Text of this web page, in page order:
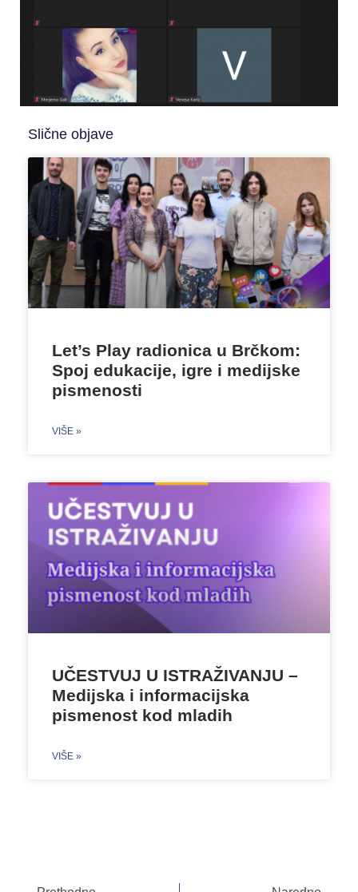
Slične objave
Let’s Play radionica u Brčkom:
Spoj edukacije, igre i medijske
pismenosti
VIŠE »
UČESTVUJ U ISTRAŽIVANJU –
Medijska i informacijska
pismenost kod mladih
VIŠE »